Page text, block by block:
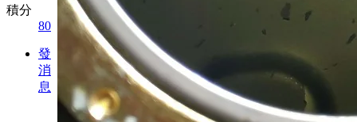
積分
80
發
消
息